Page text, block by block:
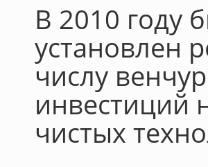
В 2010 году
установлен
числу
инвестиций
чистых